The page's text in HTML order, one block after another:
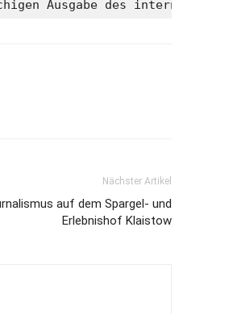
Ausgabe des
Nächster Artikel
auf dem Spargel- und
Erlebnishof Klaistow